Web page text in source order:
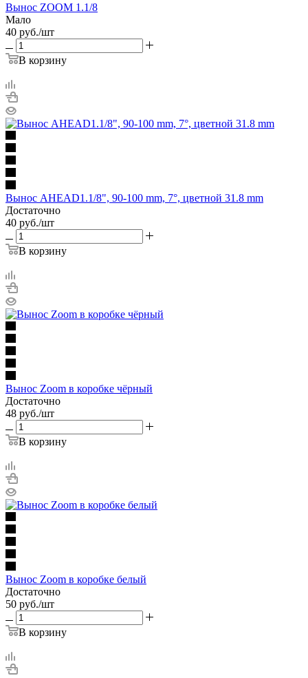
Вынос ZOOM 1.1/8
Мало
40 руб./шт
В корзину
Вынос AHEAD1.1/8", 90-100 mm, 7°, цветной 31.8 mm
Достаточно
40 руб./шт
В корзину
Вынос Zoom в коробке чёрный
Достаточно
48 руб./шт
В корзину
Вынос Zoom в коробке белый
Достаточно
50 руб./шт
В корзину